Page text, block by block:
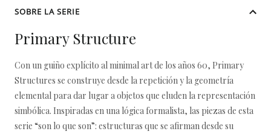
SOBRE LA SERIE
Primary Structure
Con un guiño explícito al minimal art de los años 60, Primary
Structures se construye desde la repetición y la geometría
elemental para dar lugar a objetos que eluden la representación
simbólica. Inspiradas en una lógica formalista, las piezas de esta
serie “son lo que son”: estructuras que se afirman desde su